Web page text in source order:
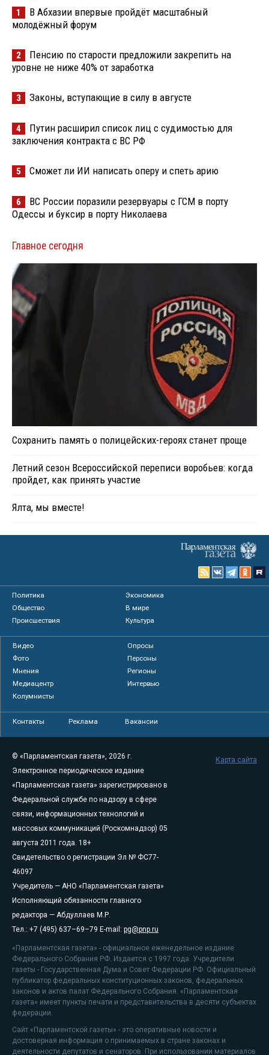
1
В Абхазии впервые пройдёт масштабный
молодёжный форум
2
Пенсию по старости предложили закрепить на
уровне не ниже 40% от заработка
3 Законы, вступающие в силу в августе
4
Путин расширил список лиц с судимостью для
заключения контракта с ВС РФ
5 Сможет ли ИИ написать оперу и спеть арию
6
ВС России поразили резервуары с ГСМ в порту
Одессы и буксир в порту Николаева
Главное сегодня
Сохранить память о полицейских-героях станет проще
Летний сезон Всероссийской переписи воробьев: когда
пройдет, как принять участие
Ялта, мы вместе!
Политика
Экономика
Общество
В мире
Происшествия
Культура
Видео
Опросы
Фото
Персоны
Мнения
Регионы
Медиацентр
Интервью
Колумнисты
Контакты Реклама Вакансии
© «Парламентская газета», 2026 г.
Электронное периодическое издание
«Парламентская газета» зарегистрировано в
Федеральной службе по надзору в сфере
связи, информационных технологий и
массовых коммуникаций (Роскомнадзор) 05
августа 2011 года. 18+
Свидетельство о регистрации Эл № ФС77-
46097
Учредитель — АНО «Парламентская газета»
Исполняющий обязанности главного
редактора — Абдуллаев М.Р.
Тел.: +7 (495) 637–69–79 E-mail: pg@pnp.ru
«Парламентская газета» - официальное еженедельное издание
Федерального Собрания РФ. Издается с 1997 года. Учредители
газеты - Государственная Дума и Совет Федерации РФ. Официальный
публикатор федеральных конституционных законов, федеральных
законов и актов палат Федерального Собрания. «Парламентская
газета» имеет пункты печати и представительства в десяти субъектах
федерации.
Сайт «Парламентской газеты» - это оперативные новости и
достоверная информация о принимаемых в стране законах и
деятельности депутатов и сенаторов. При использовании материалов
Карта сайта